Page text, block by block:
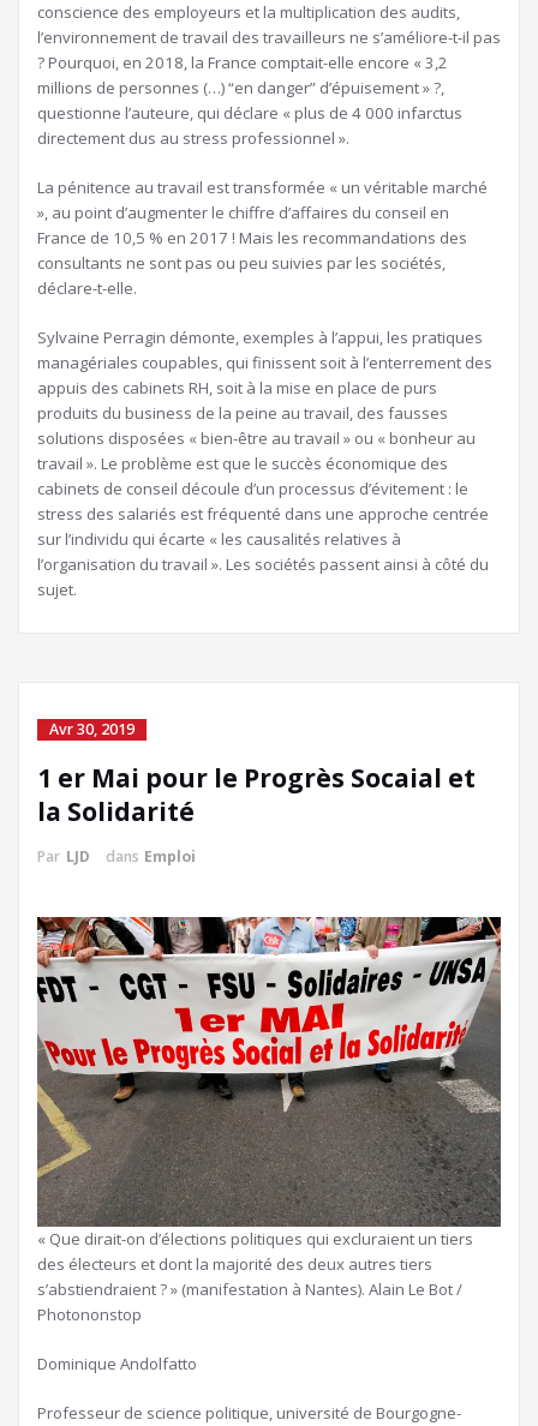
conscience des employeurs et la multiplication des audits,
l’environnement de travail des travailleurs ne s’améliore-t-il pas
? Pourquoi, en 2018, la France comptait-elle encore « 3,2
millions de personnes (…) “en danger” d’épuisement » ?,
questionne l’auteure, qui déclare « plus de 4 000 infarctus
directement dus au stress professionnel ».
La pénitence au travail est transformée « un véritable marché
», au point d’augmenter le chiffre d’affaires du conseil en
France de 10,5 % en 2017 ! Mais les recommandations des
consultants ne sont pas ou peu suivies par les sociétés,
déclare-t-elle.
Sylvaine Perragin démonte, exemples à l’appui, les pratiques
managériales coupables, qui finissent soit à l’enterrement des
appuis des cabinets RH, soit à la mise en place de purs
produits du business de la peine au travail, des fausses
solutions disposées « bien-être au travail » ou « bonheur au
travail ». Le problème est que le succès économique des
cabinets de conseil découle d’un processus d’évitement : le
stress des salariés est fréquenté dans une approche centrée
sur l’individu qui écarte « les causalités relatives à
l’organisation du travail ». Les sociétés passent ainsi à côté du
sujet.
Avr 30, 2019
1 er Mai pour le Progrès Socaial et
la Solidarité
Par LJD dans Emploi
« Que dirait-on d’élections politiques qui excluraient un tiers
des électeurs et dont la majorité des deux autres tiers
s’abstiendraient ? » (manifestation à Nantes). Alain Le Bot /
Photononstop
Dominique Andolfatto
Professeur de science politique, université de Bourgogne-